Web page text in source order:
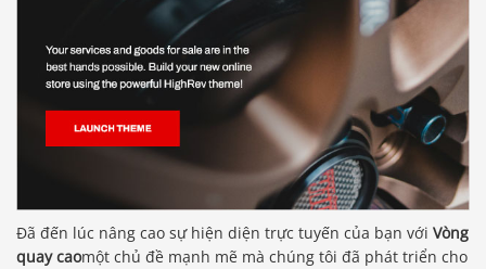
Đã đến lúc nâng cao sự hiện diện trực tuyến của bạn với Vòng
quay caomột chủ đề mạnh mẽ mà chúng tôi đã phát triển cho